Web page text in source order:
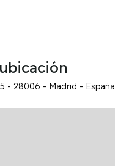
- 28006 - Madrid - España